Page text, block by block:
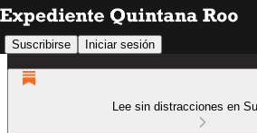
Suscribirse Iniciar sesión
Lee sin distracciones en